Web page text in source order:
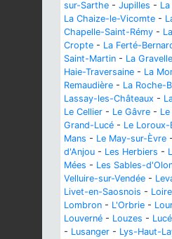
sur-Sarthe - Jupilles -
La Chaize-le-Vicomte -
Chapelle-Saint-Rémy -
Cropte - La Ferté-
Saint-Martin - La Gravelle
Haie-Traversaine - La
Remaudière - La Roche-
Lassay-les-Châteaux -
Le Cellier - Le Gâvre -
Grand-Lucé - Le
Mans - Le May-sur-Èvre -
d'Anjou - Les Herbiers -
Mées - Les Sables-
Velluire-sur-Vendée -
Livet-en-Saosnois -
Lombron - L'Orbrie -
Louverné - Louzes -
- Lusanger - Lys-Haut-